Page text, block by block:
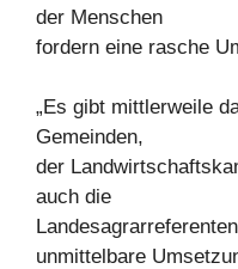
der Menschen
fordern eine rasche
„Es gibt mittlerweile
Gemeinden,
der
auch die
unmittelbare